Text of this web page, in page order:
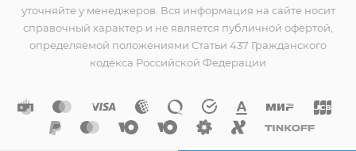
уточняйте у менеджеров. Вся информация на сайте носит
справочный характер и не является публичной офертой,
определяемой положениями Статьи 437 Гражданского
кодекса Российской Федерации